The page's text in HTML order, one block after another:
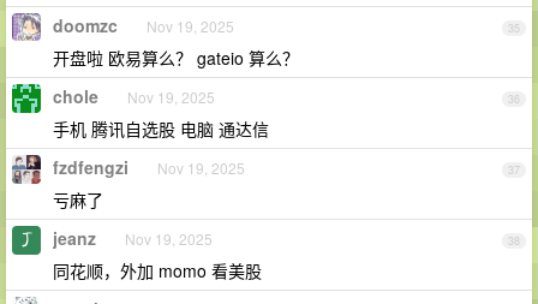
35
doomzc Nov 19, 2025
开盘啦 欧易算么？ gateio 算么？
36
chole Nov 19, 2025
手机 腾讯自选股 电脑 通达信
37
fzdfengzi Nov 19, 2025
亏麻了
38
jeanz Nov 19, 2025
同花顺，外加 momo 看美股